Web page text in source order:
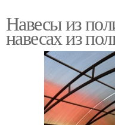
Навесы из
навесах из